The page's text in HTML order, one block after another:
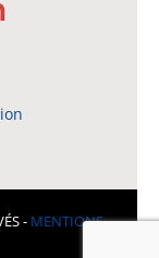
- MENTIONS